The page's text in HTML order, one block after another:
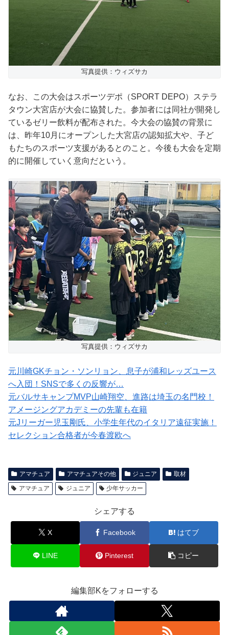
写真提供：ウィズサカ
なお、この大会はスポーツデポ（SPORT DEPO）ステラ
タウン大宮店が大会に協賛した。参加者には同社が開発し
ているゼリー飲料が配布された。今大会の協賛の背景に
は、昨年10月にオープンした大宮店の認知拡大や、子ど
もたちのスポーツ支援があるとのこと。今後も大会を定期
的に開催していく意向だという。
写真提供：ウィズサカ
元川崎GKチョン・ソンリョン、息子が浦和レッズユース
へ入団！SNSで多くの反響が…
元バルサキャンプMVP山崎翔空、進路は埼玉の名門校！
アメージングアカデミーの先輩も在籍
元Jリーガー児玉剛氏、小学生年代のイタリア遠征実施！
セレクション合格者が今春渡欧へ
アマチュア アマチュアその他 ジュニア
取材
アマチュア
ジュニア 少年サッカー
シェアする
X Facebook はてブ
LINE Pinterest コピー
編集部Kをフォローする